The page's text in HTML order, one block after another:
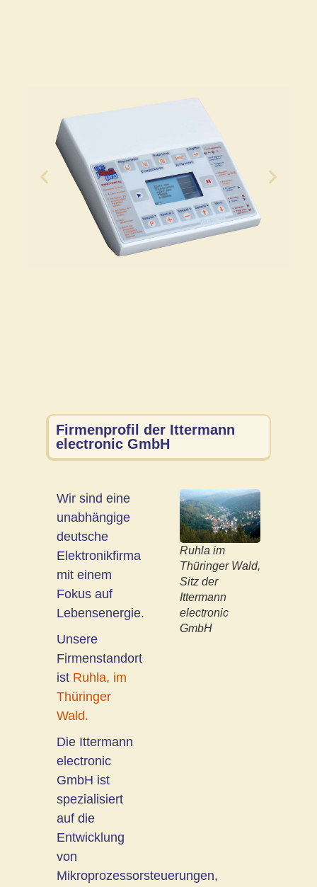
Firmenprofil der Ittermann
electronic GmbH
Wir sind eine
unabhängige
deutsche
Elektronikfirma
mit einem
Fokus auf
Lebensenergie.
Unsere
Firmenstandort
ist Ruhla, im
Thüringer
Wald.
Die Ittermann
electronic
GmbH ist
spezialisiert
auf die
Entwicklung
von
Mikroprozessorsteuerungen,
Ruhla im
Thüringer Wald,
Sitz der
Ittermann
electronic
GmbH